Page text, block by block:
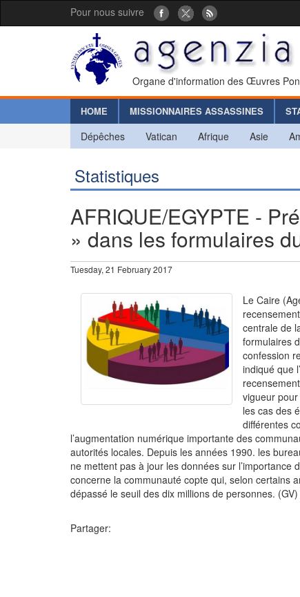
Pour nous suivre
Organe d'information des Œuvres
HOME MISSIONNAIRES ASSASSINES
Dépêches Vatican Afrique Asie
Statistiques
AFRIQUE/EGYPTE -
» dans les formulaires
Tuesday, 21 February 2017
Le Caire
centrale de
formulaires
confession
indiqué que
vigueur
les cas des
différentes
l’augmentation numérique importante des
autorités locales. Depuis les années 1990. les
ne mettent pas à jour les données sur
concerne la communauté copte qui, selon certains
dépassé le seuil des dix millions de personnes.
Partager: